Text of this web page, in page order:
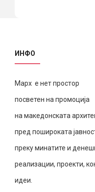
ИНФО
Марх е нет простор
посветен на промоција
на македонската
пред пошироката
преку минатите и
реализации, проекти,
идеи.